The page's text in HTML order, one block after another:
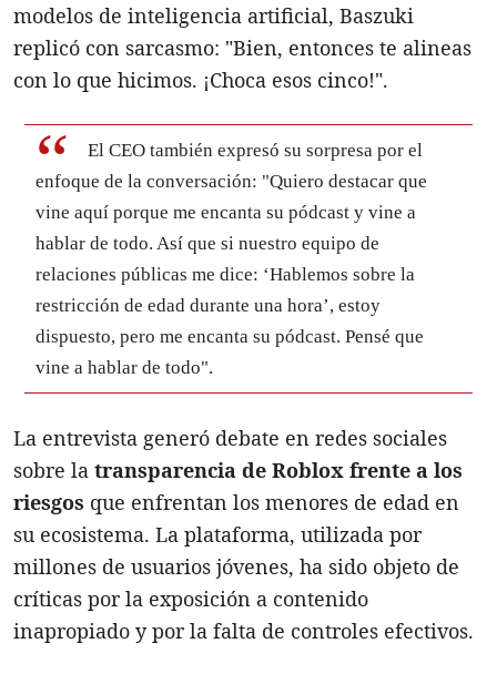
modelos de inteligencia artificial, Baszuki
replicó con sarcasmo: "Bien, entonces te alineas
con lo que hicimos. ¡Choca esos cinco!".
El CEO también expresó su sorpresa por el
enfoque de la conversación: "Quiero destacar que
vine aquí porque me encanta su pódcast y vine a
hablar de todo. Así que si nuestro equipo de
relaciones públicas me dice: ‘Hablemos sobre la
restricción de edad durante una hora’, estoy
dispuesto, pero me encanta su pódcast. Pensé que
vine a hablar de todo".
La entrevista generó debate en redes sociales
sobre la transparencia de Roblox frente a los
riesgos que enfrentan los menores de edad en
su ecosistema. La plataforma, utilizada por
millones de usuarios jóvenes, ha sido objeto de
críticas por la exposición a contenido
inapropiado y por la falta de controles efectivos.